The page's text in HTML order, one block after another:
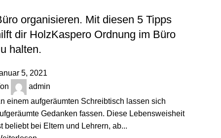
organisieren. Mit diesen 5 Tipps
dir HolzKaspero Ordnung im Büro
halten.
5, 2021
admin
einem aufgeräumten Schreibtisch lassen sich
Gedanken fassen. Diese Lebensweisheit
beliebt bei Eltern und Lehrern, ab...